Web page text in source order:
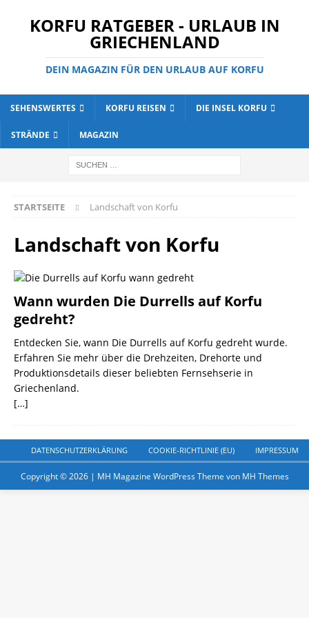
KORFU RATGEBER - URLAUB IN
GRIECHENLAND
DEIN MAGAZIN FÜR DEN URLAUB AUF KORFU
SEHENSWERTES KORFU REISEN DIE INSEL KORFU
STRÄNDE MAGAZIN
STARTSEITE Landschaft von Korfu
Landschaft von Korfu
Wann wurden Die Durrells auf Korfu
gedreht?
Entdecken Sie, wann Die Durrells auf Korfu gedreht wurde.
Erfahren Sie mehr über die Drehzeiten, Drehorte und
Produktionsdetails dieser beliebten Fernsehserie in
Griechenland.
[…]
DATENSCHUTZERKLÄRUNG COOKIE-RICHTLINIE (EU) IMPRESSUM
Copyright © 2026 | MH Magazine WordPress Theme von MH Themes